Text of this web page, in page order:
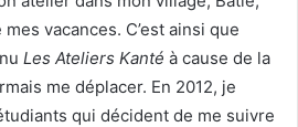
vacances. C’est ainsi que
Les Ateliers Kanté à cause de la
me déplacer. En 2012, je
qui décident de me suivre